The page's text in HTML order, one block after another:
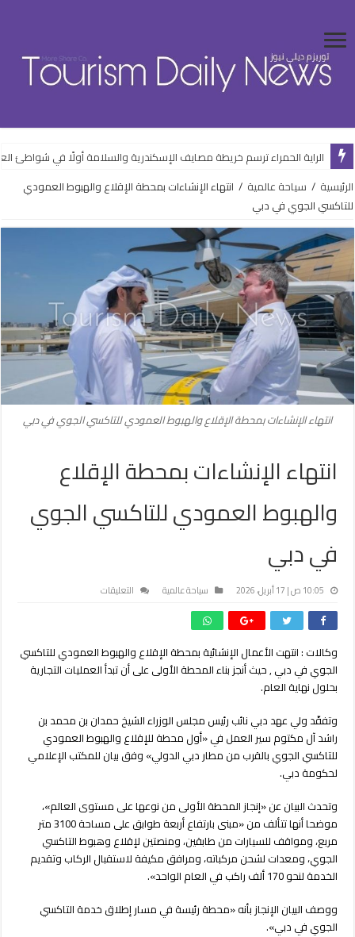
الراية الحمراء ترسم خريطة مصايف الإسكندرية والسلامة أولًا في شواطئ
الرئيسية / سياحة عالمية / انتهاء الإنشاءات بمحطة الإقلاع والهبوط العمودي
للتاكسي الجوي في دبي
انتهاء الإنشاءات بمحطة الإقلاع والهبوط العمودي للتاكسي الجوي في دبي
انتهاء الإنشاءات بمحطة الإقلاع
والهبوط العمودي للتاكسي الجوي
في دبي
10:05 ص | 17 أبريل، 2026 سياحة عالمية التعليقات
الإقلاع
والهبوط
الجوي
في
دبي
مغلقة
وكالات : انتهت الأعمال الإنشائية بمحطة الإقلاع والهبوط العمودي للتاكسي
الجوي في دبي , حيث أنجز بناء المحطة الأولى على أن تبدأ العمليات التجارية
بحلول نهاية العام.
وتفقّد ولي عهد دبي نائب رئيس مجلس الوزراء الشيخ حمدان بن محمد بن
راشد آل مكتوم سير العمل في «أول محطة للإقلاع والهبوط العمودي
للتاكسي الجوي بالقرب من مطار دبي الدولي» وفق بيان للمكتب الإعلامي
لحكومة دبي.
وتحدث البيان عن «إنجاز المحطة الأولى من نوعها على مستوى العالم»،
موضحا أنها تتألف من «مبنى بارتفاع أربعة طوابق على مساحة 3100 متر
مربع، ومواقف للسيارات من طابقين، ومنصتين لإقلاع وهبوط التاكسي
الجوي، ومعدات لشحن مركباته، ومرافق مكيفة لاستقبال الركاب وتقديم
الخدمة لنحو 170 ألف راكب في العام الواحد».
ووصف البيان الإنجاز بأنه «محطة رئيسة في مسار إطلاق خدمة التاكسي
الجوي في دبي».